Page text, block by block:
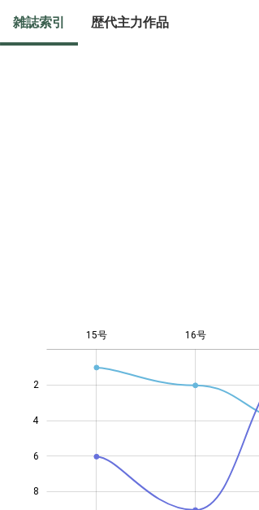
雑誌索引 歴代主力作品
2
4
6
8
15号 16号